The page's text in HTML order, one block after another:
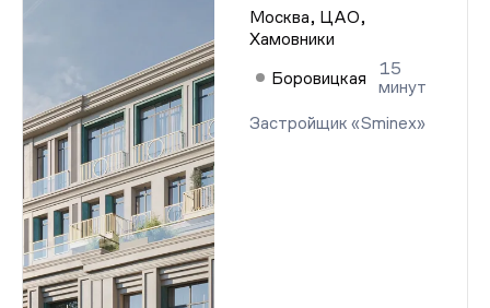
Москва, ЦАО,
Хамовники
Боровицкая
15
минут
Застройщик «Sminex»